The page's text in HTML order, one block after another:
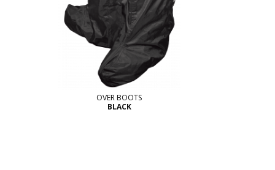
OVER BOOTS
BLACK